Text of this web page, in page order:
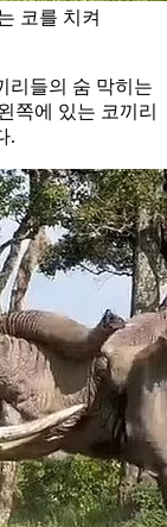
코를 치켜
리들의 숨 막히는
쪽에 있는 코끼리
.